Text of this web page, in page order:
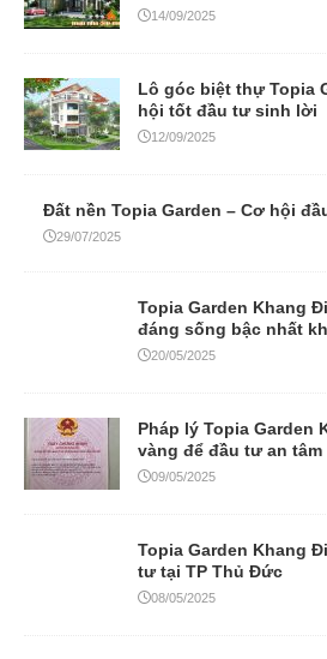
14/09/2025
Lô góc biệt thự Topia
hội tốt đầu tư sinh lời
12/09/2025
Đất nền Topia Garden – Cơ hội
29/07/2025
Topia Garden Khang
đáng sống bậc nhất
20/05/2025
Pháp lý Topia Garden
vàng để đầu tư an tâm
09/05/2025
Topia Garden Khang
tư tại TP Thủ Đức
08/05/2025